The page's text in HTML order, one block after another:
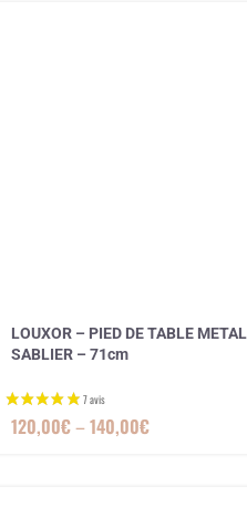
LOUXOR – PIED DE TABLE METAL
SABLIER – 71cm
120,00€–140,00€